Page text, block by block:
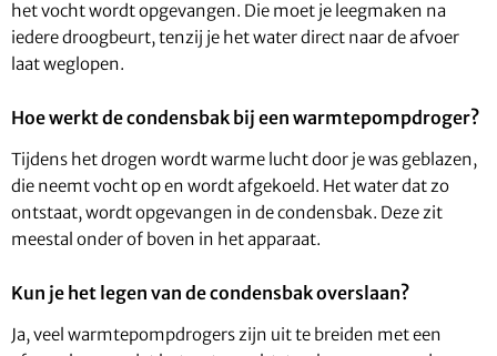
het vocht wordt opgevangen. Die moet je leegmaken na
iedere droogbeurt, tenzij je het water direct naar de afvoer
laat weglopen.
Hoe werkt de condensbak bij een warmtepompdroger?
Tijdens het drogen wordt warme lucht door je was geblazen,
die neemt vocht op en wordt afgekoeld. Het water dat zo
ontstaat, wordt opgevangen in de condensbak. Deze zit
meestal onder of boven in het apparaat.
Kun je het legen van de condensbak overslaan?
Ja, veel warmtepompdrogers zijn uit te breiden met een